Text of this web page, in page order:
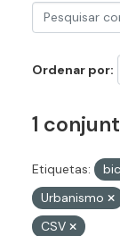
Ordenar por
1
Etiquetas:
Urbanismo
CSV